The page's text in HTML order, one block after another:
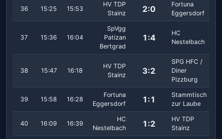
36 15:25 15:53
HV TDP
Stainz
2:0
Fortuna
Eggersdorf
37 15:36 16:04
SpVgg
Patizan
Bertgrad
1:4
HC
Nestelbach
38 15:47 16:18
HV TDP
Stainz
3:2
SPG HFC /
Diner
Pizzburg
39 15:58 16:28
Fortuna
Eggersdorf
1:1
Stammtisch
zur Laube
40 16:09 16:39
HC
Nestelbach
1:2
HV TDP
Stainz